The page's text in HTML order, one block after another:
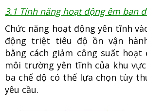
3.1 Tính năng hoạt động êm ban
Chức năng hoạt động yên tĩnh
động triệt tiêu độ ồn vận
bằng cách giảm công suất
môi trường yên tĩnh của khu vực
ba chế độ có thể lựa chọn tùy
yêu cầu.